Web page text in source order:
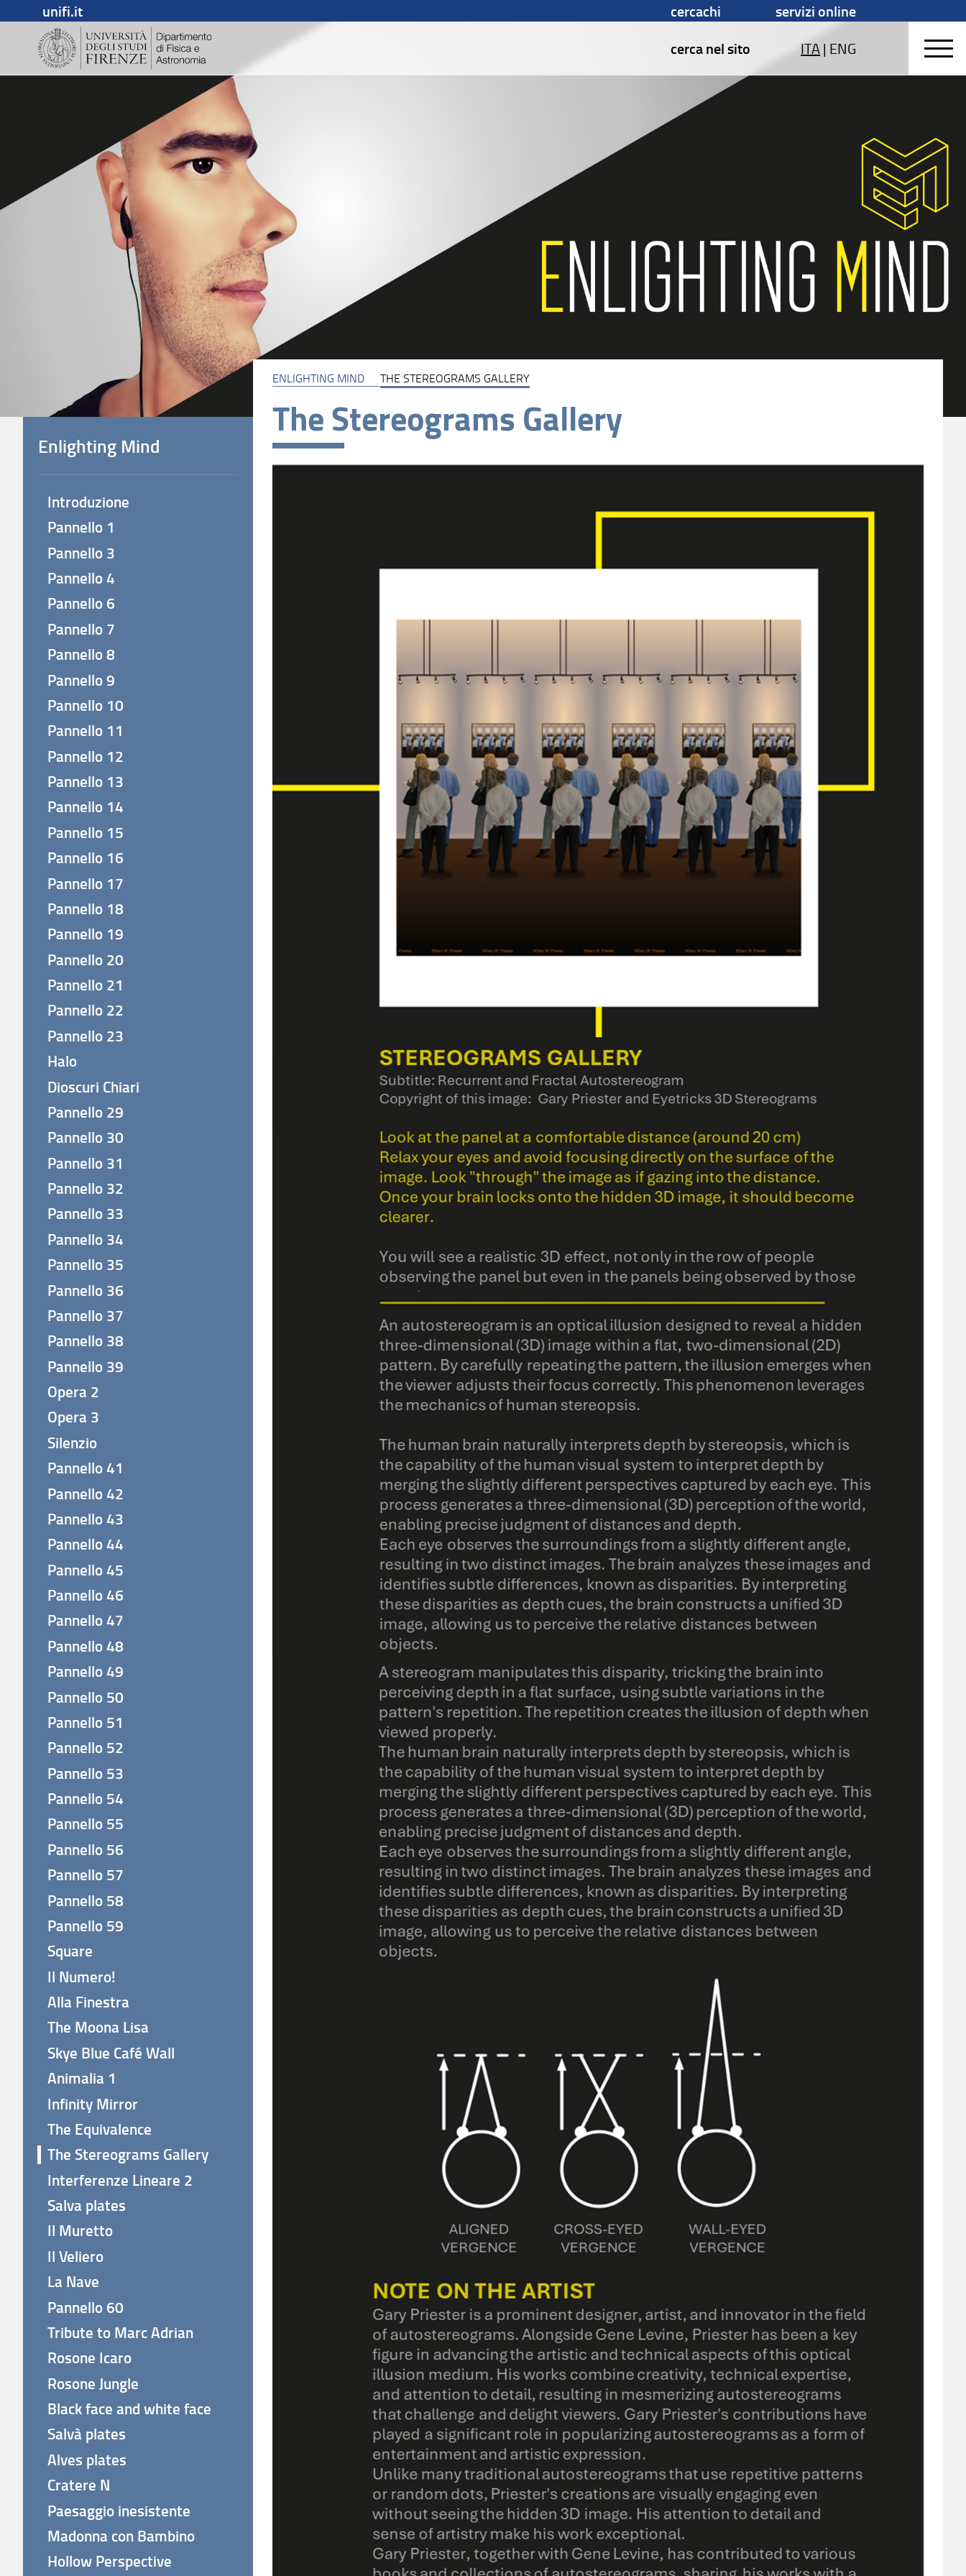
unifi.it cercachi
servizi online
cerca nel sito
ITA| ENG
ENLIGHTING MIND THE STEREOGRAMS GALLERY
The Stereograms Gallery
Enlighting Mind
Introduzione
Pannello 1
Pannello 3
Pannello 4
Pannello 6
Pannello 7
Pannello 8
Pannello 9
Pannello 10
Pannello 11
Pannello 12
Pannello 13
Pannello 14
Pannello 15
Pannello 16
Pannello 17
Pannello 18
Pannello 19
Pannello 20
Pannello 21
Pannello 22
Pannello 23
Halo
Dioscuri Chiari
Pannello 29
Pannello 30
Pannello 31
Pannello 32
Pannello 33
Pannello 34
Pannello 35
Pannello 36
Pannello 37
Pannello 38
Pannello 39
Opera 2
Opera 3
Silenzio
Pannello 41
Pannello 42
Pannello 43
Pannello 44
Pannello 45
Pannello 46
Pannello 47
Pannello 48
Pannello 49
Pannello 50
Pannello 51
Pannello 52
Pannello 53
Pannello 54
Pannello 55
Pannello 56
Pannello 57
Pannello 58
Pannello 59
Square
Il Numero!
Alla Finestra
The Moona Lisa
Skye Blue Café Wall
Animalia 1
Infinity Mirror
The Equivalence
The Stereograms Gallery
Interferenze Lineare 2
Salva plates
Il Muretto
Il Veliero
La Nave
Pannello 60
Tribute to Marc Adrian
Rosone Icaro
Rosone Jungle
Black face and white face
Salvà plates
Alves plates
Cratere N
Paesaggio inesistente
Madonna con Bambino
Hollow Perspective